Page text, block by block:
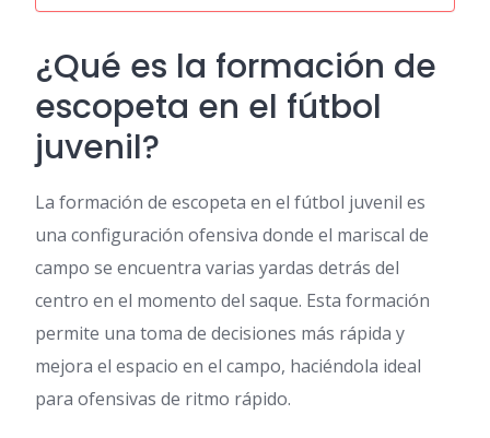
¿Qué es la formación de
escopeta en el fútbol
juvenil?
La formación de escopeta en el fútbol juvenil es
una configuración ofensiva donde el mariscal de
campo se encuentra varias yardas detrás del
centro en el momento del saque. Esta formación
permite una toma de decisiones más rápida y
mejora el espacio en el campo, haciéndola ideal
para ofensivas de ritmo rápido.